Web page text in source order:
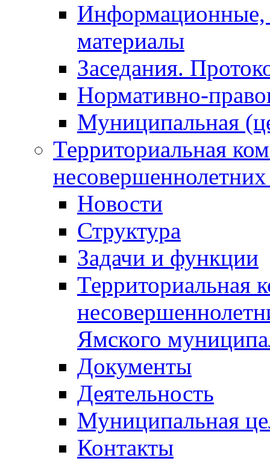
Информационные,
материалы
Заседания.
Нормативно-
Муниципальная
Территориальная
Новости
Структура
Задачи и функции
Территориальная
Ямского
Документы
Деятельность
Муниципальная
Контакты